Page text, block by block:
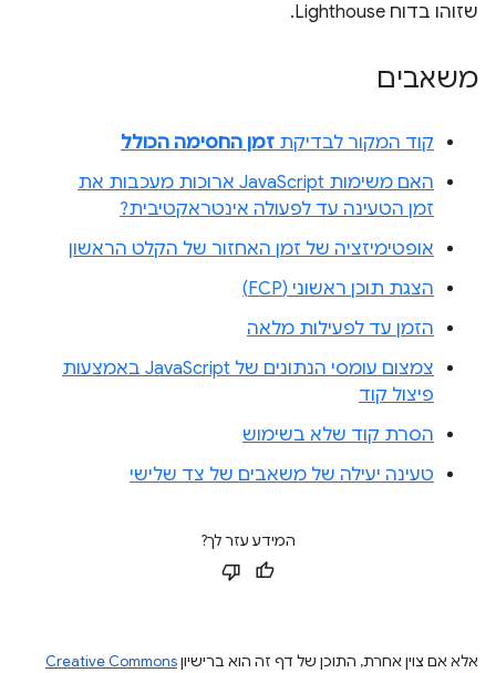
שזוהו בדוח Lighthouse.
משאבים
קוד המקור לבדיקת זמן החסימה הכולל
האם משימות JavaScript ארוכות מעכבות את
זמן הטעינה עד לפעולה אינטראקטיבית?
אופטימיזציה של זמן האחזור של הקלט הראשון
הצגת תוכן ראשוני (FCP)
הזמן עד לפעילות מלאה
צמצום עומסי הנתונים של JavaScript באמצעות
פיצול קוד
הסרת קוד שלא בשימוש
טעינה יעילה של משאבים של צד שלישי
המידע עזר לך?
אלא אם צוין אחרת, התוכן של דף זה הוא ברישיוןCreative Commons